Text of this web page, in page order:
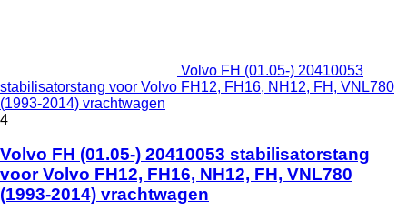
Volvo FH (01.05-) 20410053
stabilisatorstang voor Volvo FH12, FH16, NH12, FH, VNL780
(1993-2014) vrachtwagen
4
Volvo FH (01.05-) 20410053 stabilisatorstang
voor Volvo FH12, FH16, NH12, FH, VNL780
(1993-2014) vrachtwagen